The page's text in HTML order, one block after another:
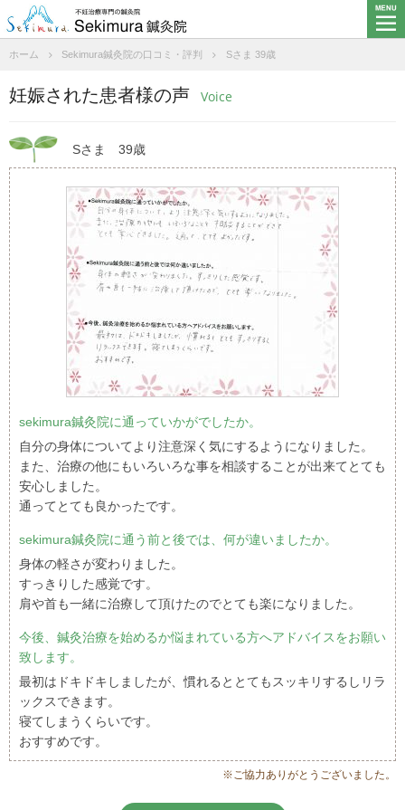
ホーム Sekimura鍼灸院の口コミ・評判 Sさま 39歳
妊娠された患者様の声 Voice
Sさま 39歳
sekimura鍼灸院に通っていかがでしたか。
自分の身体についてより注意深く気にするようになりました。
また、治療の他にもいろいろな事を相談することが出来てとても
安心しました。
通ってとても良かったです。
sekimura鍼灸院に通う前と後では、何が違いましたか。
身体の軽さが変わりました。
すっきりした感覚です。
肩や首も一緒に治療して頂けたのでとても楽になりました。
今後、鍼灸治療を始めるか悩まれている方へアドバイスをお願い
致します。
最初はドキドキしましたが、慣れるととてもスッキリするしリラ
ックスできます。
寝てしまうくらいです。
おすすめです。
※ご協力ありがとうございました。